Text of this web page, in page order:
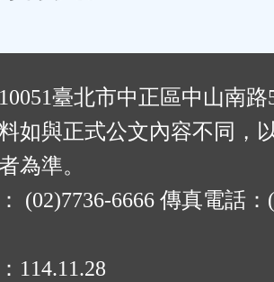
臺北市中正區中山南
如與正式公文內容不同，
為準。
(02)7736-6666 傳真電話：
114.11.28